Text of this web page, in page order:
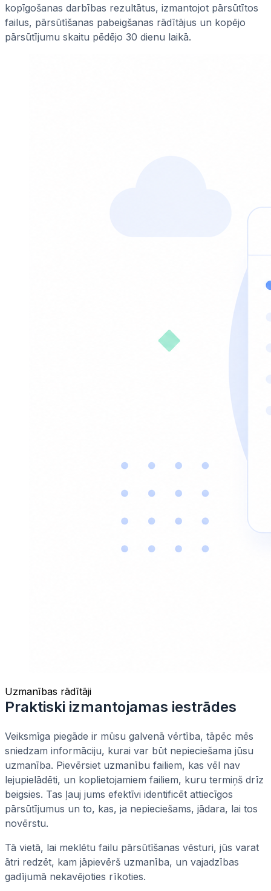
kopīgošanas darbības rezultātus, izmantojot pārsūtītos
failus, pārsūtīšanas pabeigšanas rādītājus un kopējo
pārsūtījumu skaitu pēdējo 30 dienu laikā.
Uzmanības rādītāji
Praktiski izmantojamas iestrādes
Veiksmīga piegāde ir mūsu galvenā vērtība, tāpēc mēs
sniedzam informāciju, kurai var būt nepieciešama jūsu
uzmanība. Pievērsiet uzmanību failiem, kas vēl nav
lejupielādēti, un koplietojamiem failiem, kuru termiņš drīz
beigsies. Tas ļauj jums efektīvi identificēt attiecīgos
pārsūtījumus un to, kas, ja nepieciešams, jādara, lai tos
novērstu.
Tā vietā, lai meklētu failu pārsūtīšanas vēsturi, jūs varat
ātri redzēt, kam jāpievērš uzmanība, un vajadzības
gadījumā nekavējoties rīkoties.